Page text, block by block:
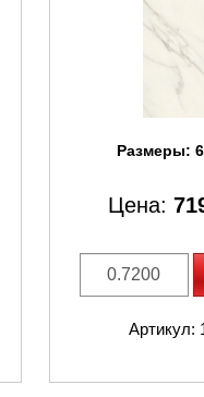
Размеры:
Цена:
Артикул: